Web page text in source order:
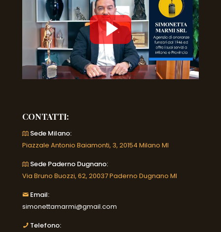
CONTATTI:
Sede Milano:
Piazzale Antonio Baiamonti, 3, 20154 Milano MI
Sede Paderno Dugnano:
Via Bruno Buozzi, 62, 20037 Paderno Dugnano MI
Email:
simonettamarmi@gmail.com
Telefono: